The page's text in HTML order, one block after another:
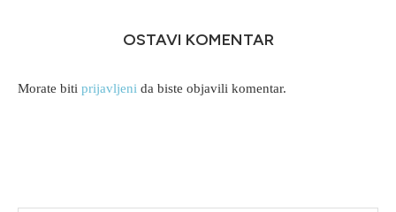
OSTAVI KOMENTAR
Morate biti prijavljeni da biste objavili komentar.